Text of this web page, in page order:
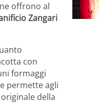
offrono al
Zangari
con
formaggi
permette agli
della